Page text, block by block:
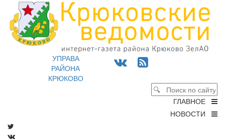
УПРАВА
РАЙОНА
КРЮКОВО
ГЛАВНОЕ
НОВОСТИ